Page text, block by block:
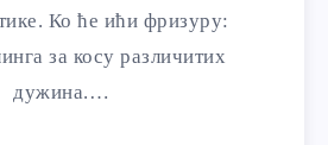
Ко ће ићи фризуру:
за косу различитих
дужина.…